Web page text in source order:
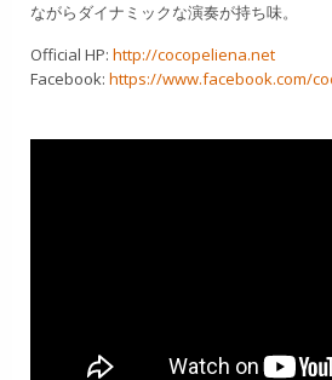
ながらダイナミックな演奏が持ち味。
Official HP: http://cocopeliena.net
Facebook: https://www.facebook.com/